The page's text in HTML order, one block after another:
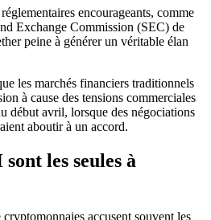
encourageants, comme
Exchange Commission (SEC) de
peine à générer un véritable élan
les marchés financiers traditionnels
à cause des tensions commerciales
début avril, lorsque des négociations
aboutir à un accord.
les seules à
accusent souvent les